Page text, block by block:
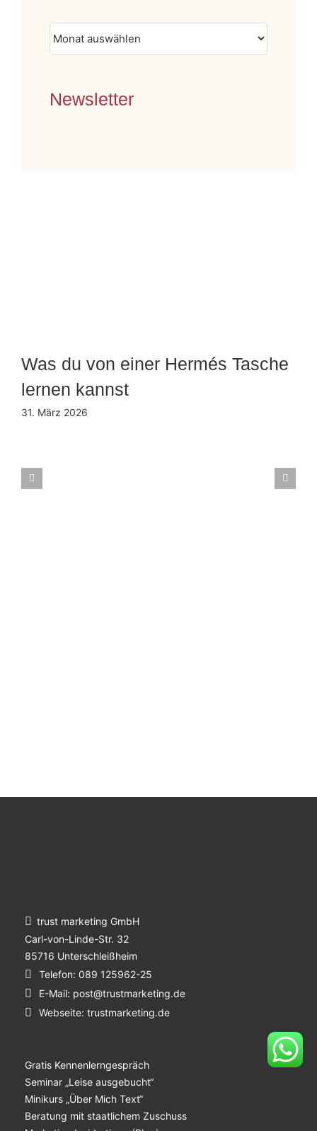
Archiv
Newsletter
Was du von einer Hermés Tasche
lernen kannst
31. März 2026
trust marketing GmbH
Carl-von-Linde-Str. 32
85716 Unterschleißheim
Telefon: 089 125962-25
E-Mail: post@trustmarketing.de
Webseite: trustmarketing.de
Gratis Kennenlerngespräch
Seminar „Leise ausgebucht“
Minikurs „Über Mich Text“
Beratung mit staatlichem Zuschuss